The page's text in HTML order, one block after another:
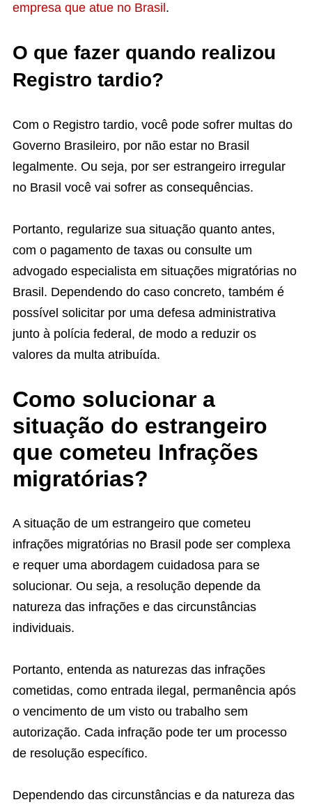
empresa que atue no Brasil .
O que fazer quando realizou
Registro tardio?
Com o Registro tardio, você pode sofrer multas do
Governo Brasileiro, por não estar no Brasil
legalmente. Ou seja, por ser estrangeiro irregular
no Brasil você vai sofrer as consequências.
Portanto, regularize sua situação quanto antes,
com o pagamento de taxas ou consulte um
advogado especialista em situações migratórias no
Brasil. Dependendo do caso concreto, também é
possível solicitar por uma defesa administrativa
junto à polícia federal, de modo a reduzir os
valores da multa atribuída.
Como solucionar a
situação do estrangeiro
que cometeu Infrações
migratórias?
A situação de um estrangeiro que cometeu
infrações migratórias no Brasil pode ser complexa
e requer uma abordagem cuidadosa para se
solucionar. Ou seja, a resolução depende da
natureza das infrações e das circunstâncias
individuais.
Portanto, entenda as naturezas das infrações
cometidas, como entrada ilegal, permanência após
o vencimento de um visto ou trabalho sem
autorização. Cada infração pode ter um processo
de resolução específico.
Dependendo das circunstâncias e da natureza das